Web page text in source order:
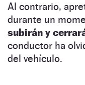
Al contrario,
durante un
subirán y
conductor ha
del vehículo.